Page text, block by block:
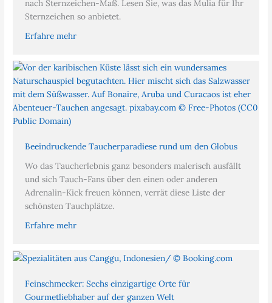
nach Sternzeichen-Maß. Lesen Sie, was das Mulia für Ihr
Sternzeichen so anbietet.
Erfahre mehr
Beeindruckende Taucherparadiese rund um den Globus
Wo das Taucherlebnis ganz besonders malerisch ausfällt
und sich Tauch-Fans über den einen oder anderen
Adrenalin-Kick freuen können, verrät diese Liste der
schönsten Tauchplätze.
Erfahre mehr
Feinschmecker: Sechs einzigartige Orte für
Gourmetliebhaber auf der ganzen Welt